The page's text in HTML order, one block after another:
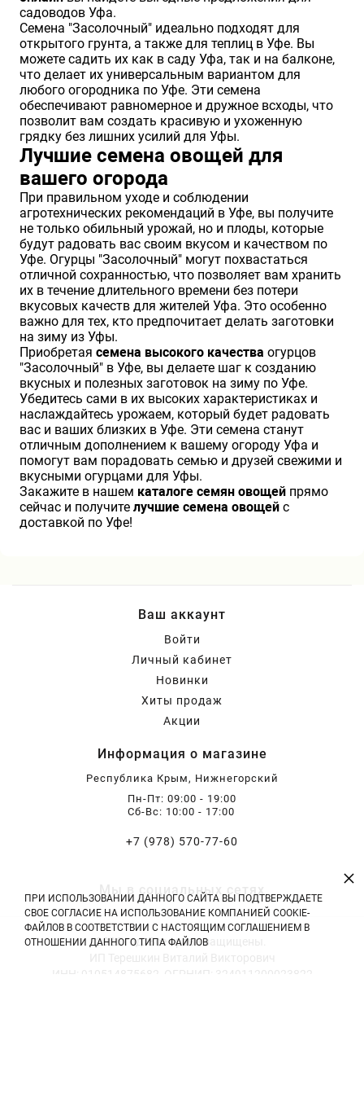
садоводов Уфа.
Семена "Засолочный" идеально подходят для
открытого грунта, а также для теплиц в Уфе. Вы
можете садить их как в саду Уфа, так и на балконе,
что делает их универсальным вариантом для
любого огородника по Уфе. Эти семена
обеспечивают равномерное и дружное всходы, что
позволит вам создать красивую и ухоженную
грядку без лишних усилий для Уфы.
Лучшие семена овощей для
вашего огорода
При правильном уходе и соблюдении
агротехнических рекомендаций в Уфе, вы получите
не только обильный урожай, но и плоды, которые
будут радовать вас своим вкусом и качеством по
Уфе. Огурцы "Засолочный" могут похвастаться
отличной сохранностью, что позволяет вам хранить
их в течение длительного времени без потери
вкусовых качеств для жителей Уфа. Это особенно
важно для тех, кто предпочитает делать заготовки
на зиму из Уфы.
Приобретая семена высокого качества огурцов
"Засолочный" в Уфе, вы делаете шаг к созданию
вкусных и полезных заготовок на зиму по Уфе.
Убедитесь сами в их высоких характеристиках и
наслаждайтесь урожаем, который будет радовать
вас и ваших близких в Уфе. Эти семена станут
отличным дополнением к вашему огороду Уфа и
помогут вам порадовать семью и друзей свежими и
вкусными огурцами для Уфы.
Закажите в нашем каталоге семян овощей прямо
сейчас и получите лучшие семена овощей с
доставкой по Уфе!
Ваш аккаунт
Войти
Личный кабинет
Новинки
Хиты продаж
Акции
Информация о магазине
Республика Крым, Нижнегорский
Пн-Пт: 09:00 - 19:00
Сб-Вс: 10:00 - 17:00
+7 (978) 570-77-60
Мы в социальных сетях
2026 год. Все права защищены.
ПРИ ИСПОЛЬЗОВАНИИ ДАННОГО САЙТА ВЫ ПОДТВЕРЖДАЕТЕ
СВОЕ СОГЛАСИЕ НА ИСПОЛЬЗОВАНИЕ КОМПАНИЕЙ COOKIE-
ФАЙЛОВ В СООТВЕТСТВИИ С НАСТОЯЩИМ СОГЛАШЕНИЕМ В
ОТНОШЕНИИ ДАННОГО ТИПА ФАЙЛОВ
×